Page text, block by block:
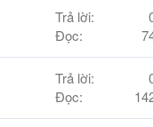
Trả lời
Đọc
Trả lời
Đọc